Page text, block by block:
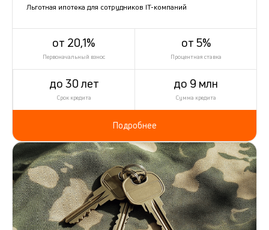
Льготная ипотека для сотрудников IT-компаний
от 20,1%
Первоначальный взнос
от 5%
Процентная ставка
до 30 лет
Срок кредита
до 9 млн
Сумма кредита
Подробнее